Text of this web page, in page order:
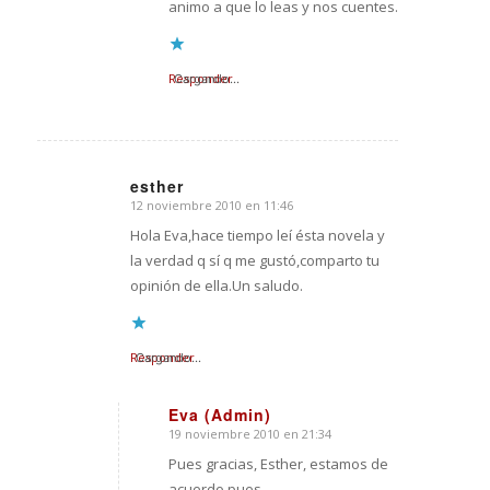
animo a que lo leas y nos cuentes.
Cargando...
Responder
esther
Dice:
12 noviembre 2010 en 11:46
Hola Eva,hace tiempo leí ésta novela y
la verdad q sí q me gustó,comparto tu
opinión de ella.Un saludo.
Cargando...
Responder
Eva (Admin)
Dice:
19 noviembre 2010 en 21:34
Pues gracias, Esther, estamos de